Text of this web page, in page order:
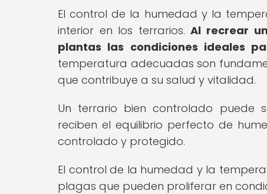
El control de la humedad y la
interior en los terrarios.Al recrear
plantas las condiciones ideales
temperatura adecuadas son
que contribuye a su salud y vitalidad.
Un terrario bien controlado puede
reciben el equilibrio perfecto de
controlado y protegido.
El control de la humedad y la
plagas que pueden proliferar en